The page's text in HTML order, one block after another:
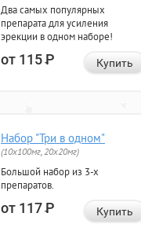
Два самых популярных
препарата для усиления
эрекции в одном наборе!
от 115Р Купить
Набор "Три в одном"
(10x100мг, 20x20мг)
Большой набор из 3-х
препаратов.
от 117Р Купить